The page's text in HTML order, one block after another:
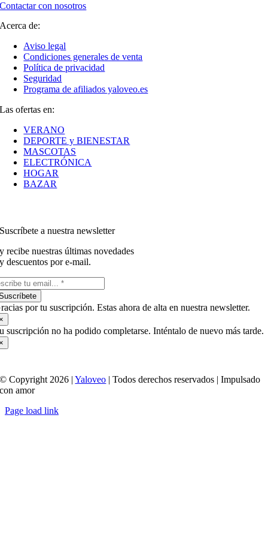
Contactar con nosotros
Acerca de:
Aviso legal
Condiciones generales de venta
Política de privacidad
Seguridad
Programa de afiliados yaloveo.es
Las ofertas en:
VERANO
DEPORTE y BIENESTAR
MASCOTAS
ELECTRÓNICA
HOGAR
BAZAR
Suscríbete a nuestra newsletter
y recibe nuestras últimas novedades
y descuentos por e-mail.
por tu suscripción. Estas ahora de alta en nuestra newsletter.
suscripción no ha podido completarse. Inténtalo de nuevo más tarde.
© Copyright 2026 |Yaloveo | Todos derechos reservados | Impulsado
con amor
Page load link